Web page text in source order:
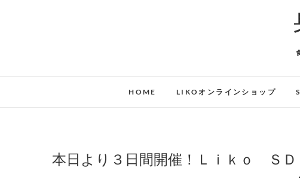
HOME LIKOオンラインショップ
本日より３日間開催！Ｌｉｋｏ